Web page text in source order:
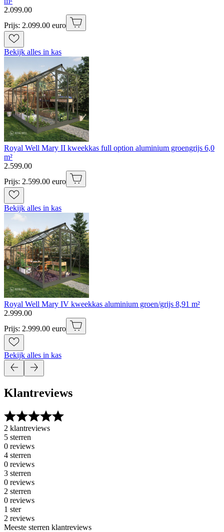
2.099.00
Prijs: 2.099.00 euro
Bekijk alles in kas
Royal Well Mary II kweekkas full option aluminium groengrijs 6,0
m²
2.599.00
Prijs: 2.599.00 euro
Bekijk alles in kas
Royal Well Mary IV kweekkas aluminium groen/grijs 8,91 m²
2.999.00
Prijs: 2.999.00 euro
Bekijk alles in kas
Klantreviews
2 klantreviews
5 sterren
0 reviews
4 sterren
0 reviews
3 sterren
0 reviews
2 sterren
0 reviews
1 ster
2 reviews
Meeste sterren klantreviews